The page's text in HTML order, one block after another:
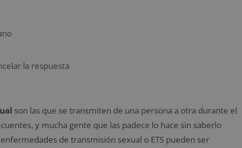
la respuesta
son las que se transmiten de una persona a otra durante el
y mucha gente que las padece lo hace sin saberlo
de transmisión sexual o ETS pueden ser